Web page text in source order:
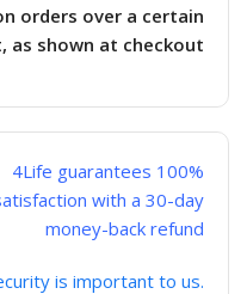
orders over a certain
as shown at checkout
4Life guarantees 100%
with a 30-day
money-back refund
is important to us.